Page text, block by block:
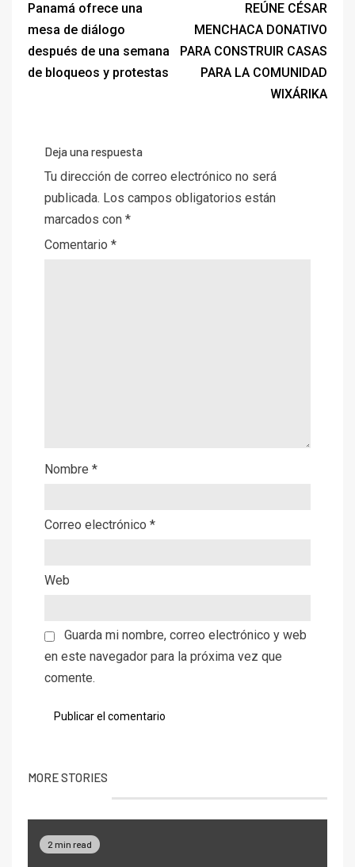
Panamá ofrece una
mesa de diálogo
después de una semana
de bloqueos y protestas
REÚNE CÉSAR
MENCHACA DONATIVO
PARA CONSTRUIR CASAS
PARA LA COMUNIDAD
WIXÁRIKA
Deja una respuesta
Tu dirección de correo electrónico no será
publicada. Los campos obligatorios están
marcados con *
Comentario *
Nombre *
Correo electrónico *
Web
Guarda mi nombre, correo electrónico y web
en este navegador para la próxima vez que
comente.
MORE STORIES
2 min read